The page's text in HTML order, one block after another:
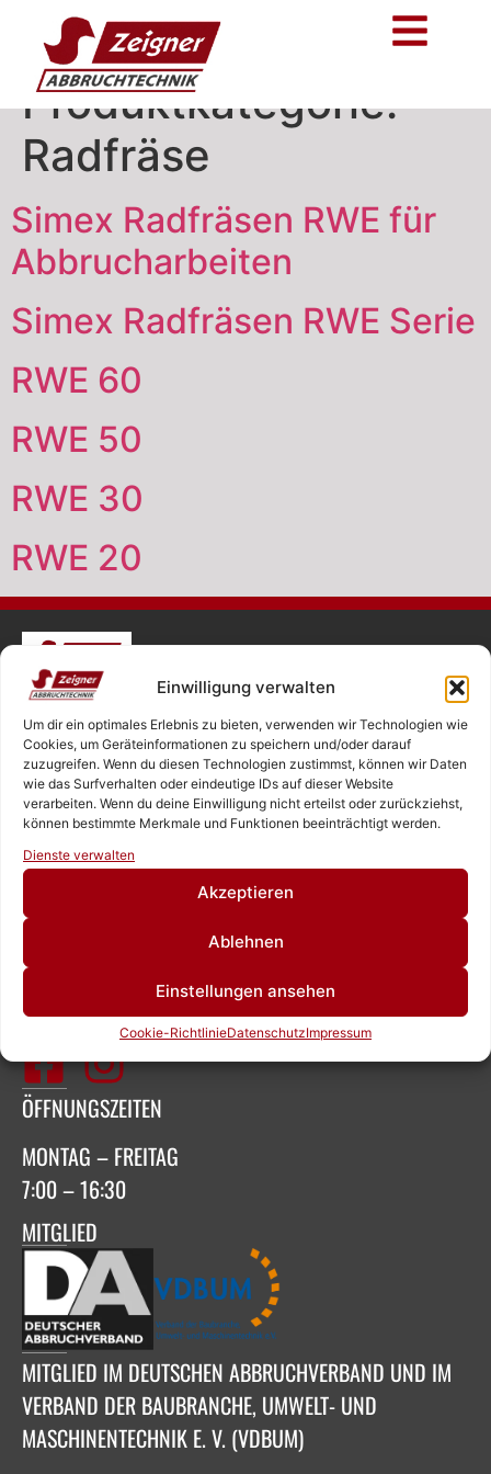
Einwilligung verwalten
Um dir ein optimales Erlebnis zu bieten, verwenden wir Technologien wie
Cookies, um Geräteinformationen zu speichern und/oder darauf
zuzugreifen. Wenn du diesen Technologien zustimmst, können wir Daten
wie das Surfverhalten oder eindeutige IDs auf dieser Website
verarbeiten. Wenn du deine Einwilligung nicht erteilst oder zurückziehst,
können bestimmte Merkmale und Funktionen beeinträchtigt werden.
Dienste verwalten
Akzeptieren
Ablehnen
Einstellungen ansehen
Cookie-RichtlinieDatenschutzImpressum
Produktkategorie:
Radfräse
Simex Radfräsen RWE für
Abbrucharbeiten
Simex Radfräsen RWE Serie
RWE 60
RWE 50
RWE 30
RWE 20
SASCHA ZEIGNER
NEUKIRCHNER STRASSE 4
65510 HÜNSTETTEN
+49 6126 9843960‬
OFFICE@ZEIGNER.EU
SOCIAL MEDIA
ÖFFNUNGSZEITEN
MONTAG – FREITAG
7:00 – 16:30
MITGLIED
MITGLIED IM DEUTSCHEN ABBRUCHVERBAND UND IM
VERBAND DER BAUBRANCHE, UMWELT- UND
MASCHINENTECHNIK E. V. (VDBUM)
Rufen Sie uns an!